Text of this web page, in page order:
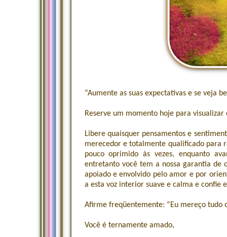
“Aumente as suas expectativas e se veja
Reserve um momento hoje para visualizar
Libere quaisquer pensamentos e
merecedor e totalmente qualificado para
pouco oprimido às vezes, enquanto
entretanto você tem a nossa garantia de
apoiado e envolvido pelo amor e por
a esta voz interior suave e calma e confie
Afirme freqüentemente: “Eu mereço tudo
Você é ternamente amado,